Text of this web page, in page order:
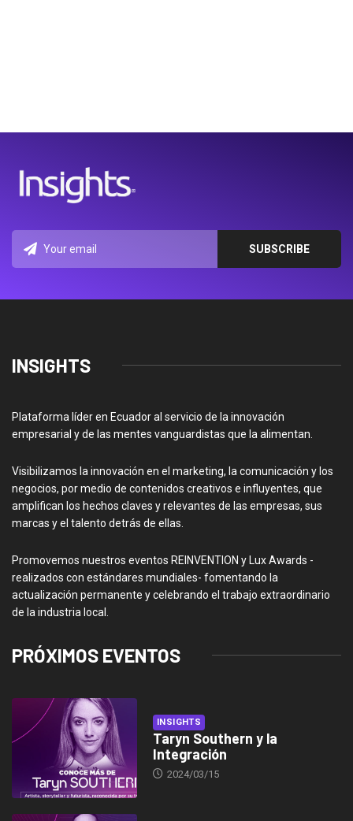
INSIGHTS
Plataforma líder en Ecuador al servicio de la innovación
empresarial y de las mentes vanguardistas que la alimentan.
Visibilizamos la innovación en el marketing, la comunicación y los
negocios, por medio de contenidos creativos e influyentes, que
amplifican los hechos claves y relevantes de las empresas, sus
marcas y el talento detrás de ellas.
Promovemos nuestros eventos REINVENTION y Lux Awards -
realizados con estándares mundiales- fomentando la
actualización permanente y celebrando el trabajo extraordinario
de la industria local.
PRÓXIMOS EVENTOS
INSIGHTS
Taryn Southern y la
Integración
2024/03/15